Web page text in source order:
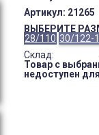
Артикул: 21265
ВЫБЕРИТЕ
28/110 30/122-
Склад:
Товар с
недоступен